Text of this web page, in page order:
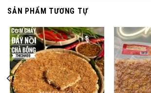
SẢN PHẨM TƯƠNG TỰ